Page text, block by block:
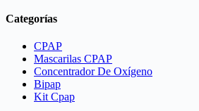
Categorías
CPAP
Mascarilas CPAP
Concentrador De Oxígeno
Bipap
Kit Cpap